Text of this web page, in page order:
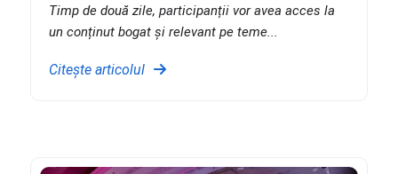
Timp de două zile, participanții vor avea acces la
un conținut bogat și relevant pe teme...
Citește articolul